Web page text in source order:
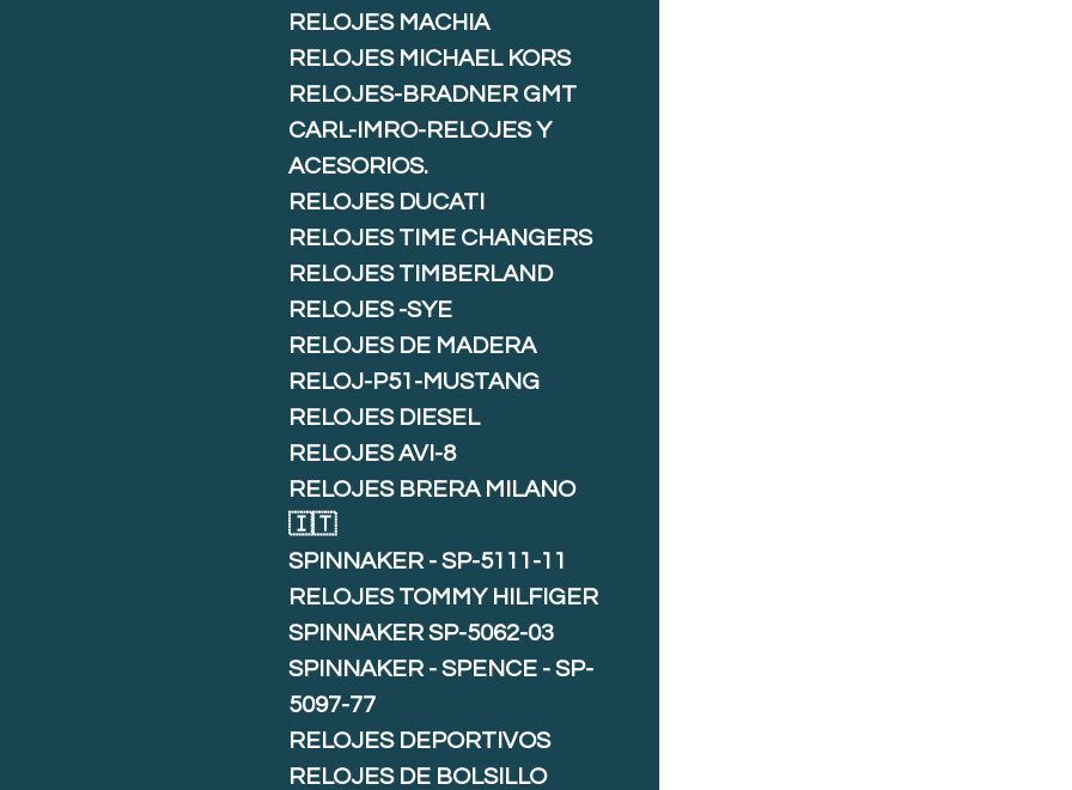
RELOJES MACHIA
RELOJES MICHAEL KORS
RELOJES-BRADNER GMT
CARL-IMRO-RELOJES Y
ACESORIOS.
RELOJES DUCATI
RELOJES TIME CHANGERS
RELOJES TIMBERLAND
RELOJES -SYE
RELOJES DE MADERA
RELOJ-P51-MUSTANG
RELOJES DIESEL
RELOJES AVI-8
RELOJES BRERA MILANO
🇮🇹
SPINNAKER - SP-5111-11
RELOJES TOMMY HILFIGER
SPINNAKER SP-5062-03
SPINNAKER - SPENCE - SP-
5097-77
RELOJES DEPORTIVOS
RELOJES DE BOLSILLO